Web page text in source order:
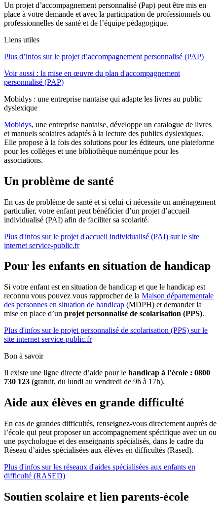
Un projet d’accompagnement personnalisé (Pap) peut être mis en
place à votre demande et avec la participation de professionnels ou
professionnelles de santé et de l’équipe pédagogique.
Liens utiles
Plus d’infos sur le projet d’accompagnement personnalisé (PAP)
Voir aussi : la mise en œuvre du plan d'accompagnement
personnalisé (PAP)
Mobidys : une entreprise nantaise qui adapte les livres au public
dyslexique
Mobidys, une entreprise nantaise, développe un catalogue de livres
et manuels scolaires adaptés à la lecture des publics dyslexiques.
Elle propose à la fois des solutions pour les éditeurs, une plateforme
pour les collèges et une bibliothèque numérique pour les
associations.
Un problème de santé
En cas de problème de santé et si celui-ci nécessite un aménagement
particulier, votre enfant peut bénéficier d’un projet d’accueil
individualisé (PAI) afin de faciliter sa scolarité.
Plus d'infos sur le projet d'accueil individualisé (PAI) sur le site
internet service-public.fr
Pour les enfants en situation de handicap
Si votre enfant est en situation de handicap et que le handicap est
reconnu vous pouvez vous rapprocher de la Maison départementale
des personnes en situation de handicap (MDPH) et demander la
mise en place d’un projet personnalisé de scolarisation (PPS).
Plus d'infos sur le projet personnalisé de scolarisation (PPS) sur le
site internet service-public.fr
Bon à savoir
Il existe une ligne directe d’aide pour le handicap à l’école : 0800
730 123 (gratuit, du lundi au vendredi de 9h à 17h).
Aide aux élèves en grande difficulté
En cas de grandes difficultés, renseignez-vous directement auprès de
l’école qui peut proposer un accompagnement spécifique avec un ou
une psychologue et des enseignants spécialisés, dans le cadre du
Réseau d’aides spécialisées aux élèves en difficultés (Rased).
Plus d'infos sur les réseaux d'aides spécialisées aux enfants en
difficulté (RASED)
Soutien scolaire et lien parents-école